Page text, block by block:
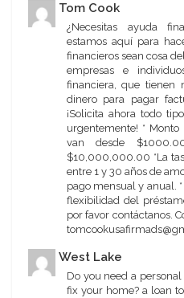
Tom Cook
¿Necesitas ayuda
estamos aquí para
financieros sean cosa
empresas e
financiera, que tienen
dinero para pagar
¡Solicita ahora todo
urgentemente! *
van desde
$10,000,000.00 *La
entre 1 y 30 años de
pago mensual y anual.
flexibilidad del
por favor contáctanos.
West Lake
Do you need a
fix your home? a loan